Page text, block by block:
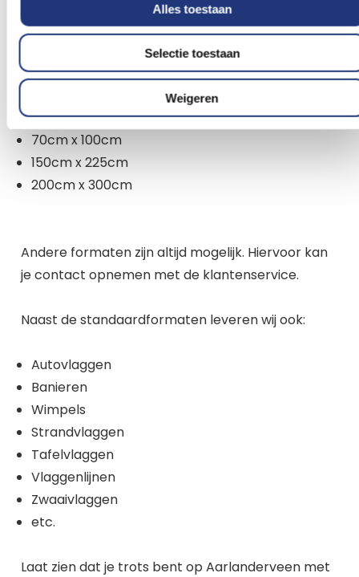
Alles toestaan
Selectie toestaan
Weigeren
mail sturen naar info@vlaggenclub.nl en
regelen we alsnog dat jouw vlag te bestellen is.
20cm x 30cm
50cm x 75cm
70cm x 100cm
150cm x 225cm
200cm x 300cm
Andere formaten zijn altijd mogelijk. Hiervoor kan
je contact opnemen met de klantenservice.
Naast de standaardformaten leveren wij ook:
Autovlaggen
Banieren
Wimpels
Strandvlaggen
Tafelvlaggen
Vlaggenlijnen
Zwaaivlaggen
etc.
Laat zien dat je trots bent op Aarlanderveen met